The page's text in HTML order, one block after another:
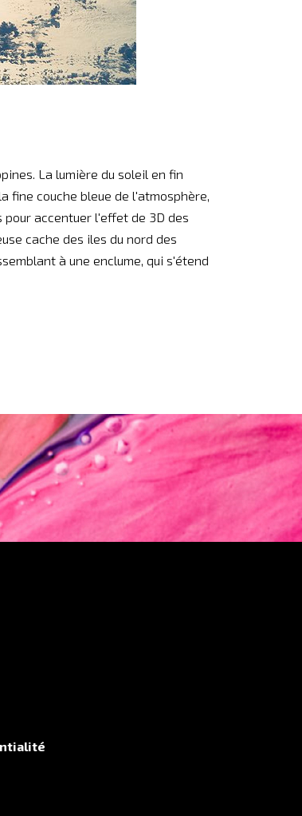
La lumière du soleil en fin
fine couche bleue de l'atmosphère,
accentuer l'effet de 3D des
cache des iles du nord des
à une enclume, qui s'étend